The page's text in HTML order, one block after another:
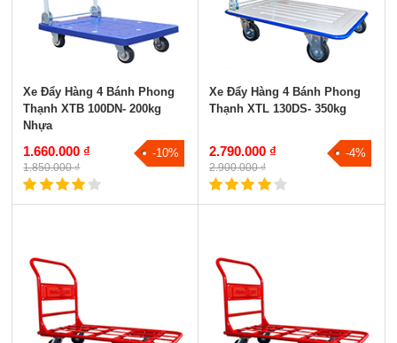
Xe Đẩy Hàng 4 Bánh Phong
Thạnh XTB 100DN- 200kg
Nhựa
1.660.000 ₫
1.850.000 ₫
-10%
Xe Đẩy Hàng 4 Bánh Phong
Thạnh XTL 130DS- 350kg
2.790.000 ₫
2.900.000 ₫
-4%